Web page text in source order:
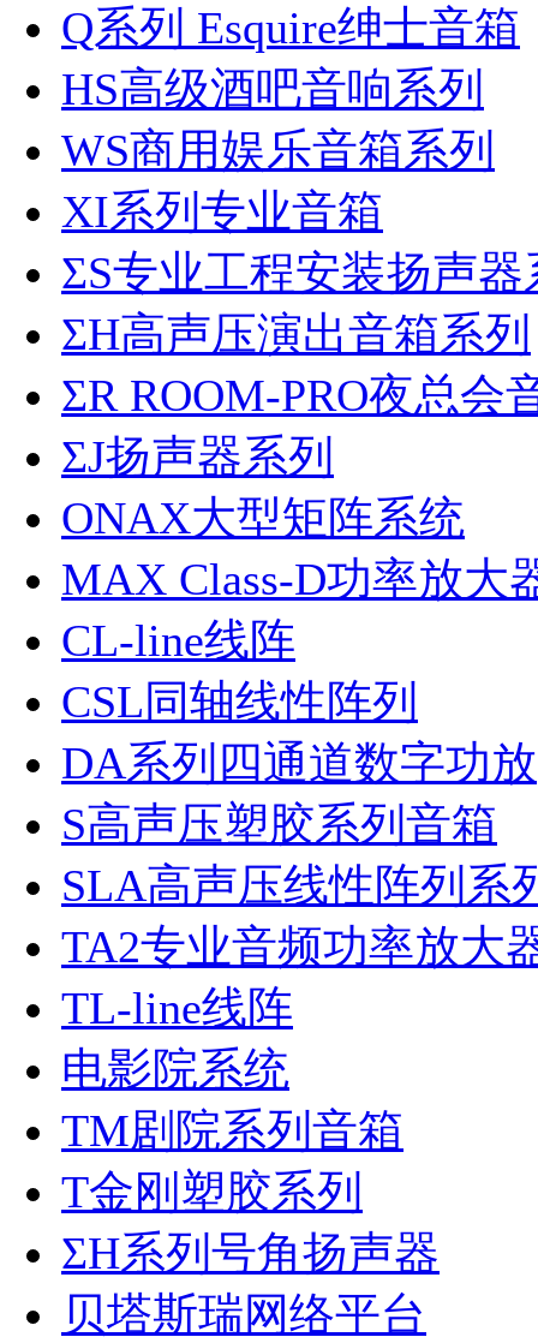
Q系列 Esquire绅士音箱
HS高级酒吧音响系列
WS商用娱乐音箱系列
XI系列专业音箱
ΣS专业工程安装扬声器
ΣH高声压演出音箱系列
ΣR ROOM-PRO夜总会
ΣJ扬声器系列
ONAX大型矩阵系统
MAX Class-D功率放大
CL-line线阵
CSL同轴线性阵列
DA系列四通道数字功放
S高声压塑胶系列音箱
SLA高声压线性阵列系
TA2专业音频功率放大
TL-line线阵
电影院系统
TM剧院系列音箱
T金刚塑胶系列
ΣH系列号角扬声器
贝塔斯瑞网络平台